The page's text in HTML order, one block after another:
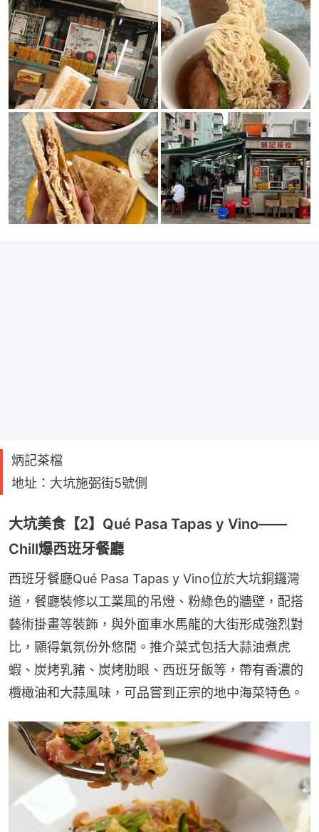
炳記茶檔
地址：大坑施弼街5號側
大坑美食【2】Qué Pasa Tapas y Vino——
Chill爆西班牙餐廳
西班牙餐廳Qué Pasa Tapas y Vino位於大坑銅鑼灣
道，餐廳裝修以工業風的吊燈、粉綠色的牆壁，配搭
藝術掛畫等裝飾，與外面車水馬龍的大街形成強烈對
比，顯得氣氛份外悠閒。推介菜式包括大蒜油煮虎
蝦、炭烤乳豬、炭烤肋眼、西班牙飯等，帶有香濃的
欖橄油和大蒜風味，可品嘗到正宗的地中海菜特色。